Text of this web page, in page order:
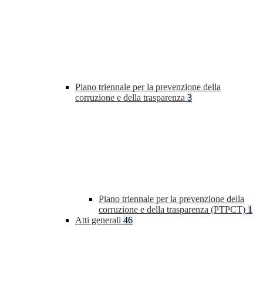
Piano triennale per la prevenzione della
corruzione e della trasparenza 3
Piano triennale per la prevenzione della
corruzione e della trasparenza (PTPCT) 1
Atti generali 46